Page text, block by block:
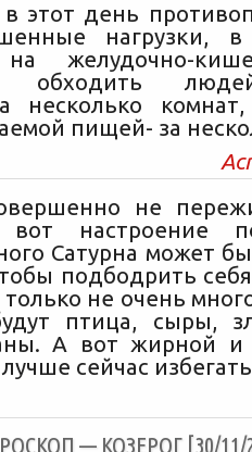
этот день
нагрузки, в
желудочно-
обходить
несколько
пищей- за
не
вот настроение
Сатурна может
подбодрить
только не очень
птица, сыры,
А вот жирной и
сейчас
— КОЗЕРОГ [30/11/